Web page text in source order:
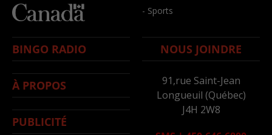
- Sports
BINGO RADIO
À PROPOS
PUBLICITÉ
NOUS JOINDRE
91,rue Saint-Jean
Longueuil (Québec)
J4H 2W8